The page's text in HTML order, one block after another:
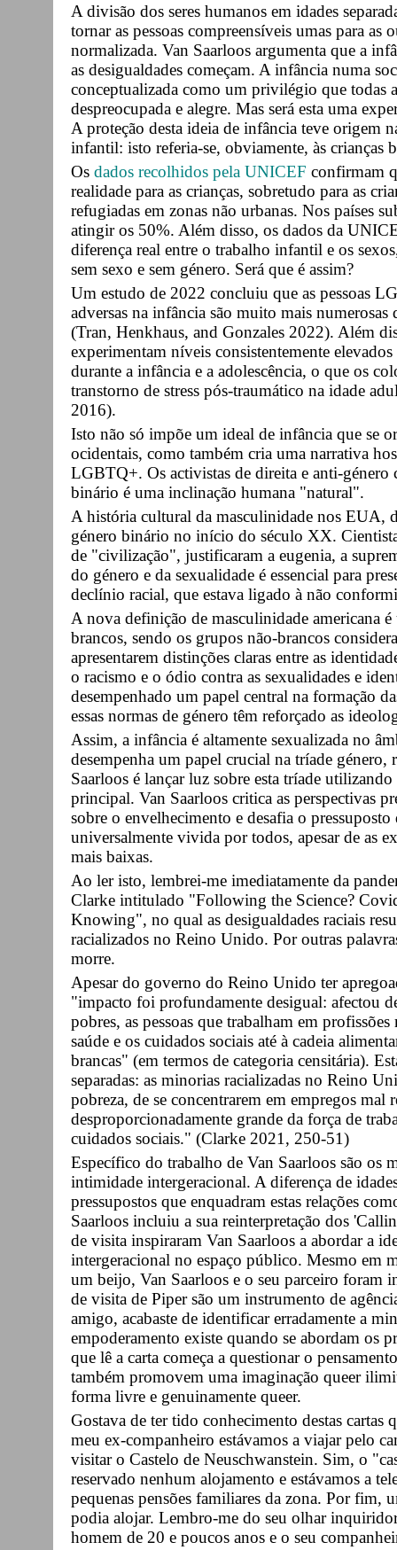
A divisão dos seres humanos em idades
tornar as pessoas compreensíveis umas para as
normalizada. Van Saarloos argumenta que a
as desigualdades começam. A infância numa
conceptualizada como um privilégio que todas
despreocupada e alegre. Mas será esta uma
A proteção desta ideia de infância teve origem
infantil: isto referia-se, obviamente, às crianças
Os dados recolhidos pela UNICEF confirmam
realidade para as crianças, sobretudo para as
refugiadas em zonas não urbanas. Nos países
atingir os 50%. Além disso, os dados da
diferença real entre o trabalho infantil e os
sem sexo e sem género. Será que é assim?
Um estudo de 2022 concluiu que as pessoas
adversas na infância são muito mais
(Tran, Henkhaus, and Gonzales 2022). Além
experimentam níveis consistentemente
durante a infância e a adolescência, o que os
transtorno de stress pós-traumático na idade
2016).
Isto não só impõe um ideal de infância que se
ocidentais, como também cria uma narrativa
LGBTQ+. Os activistas de direita e anti-
binário é uma inclinação humana "natural".
A história cultural da masculinidade nos EUA,
género binário no início do século XX.
de "civilização", justificaram a eugenia, a
do género e da sexualidade é essencial para
declínio racial, que estava ligado à não
A nova definição de masculinidade americana
brancos, sendo os grupos não-brancos
apresentarem distinções claras entre as
o racismo e o ódio contra as sexualidades e
desempenhado um papel central na formação
essas normas de género têm reforçado as
Assim, a infância é altamente sexualizada no
desempenha um papel crucial na tríade género,
Saarloos é lançar luz sobre esta tríade
principal. Van Saarloos critica as perspectivas
sobre o envelhecimento e desafia o
universalmente vivida por todos, apesar de as
mais baixas.
Ao ler isto, lembrei-me imediatamente da
Clarke intitulado "Following the Science?
Knowing", no qual as desigualdades raciais
racializados no Reino Unido. Por outras
morre.
Apesar do governo do Reino Unido ter
"impacto foi profundamente desigual: afectou
pobres, as pessoas que trabalham em
saúde e os cuidados sociais até à cadeia
brancas" (em termos de categoria censitária).
separadas: as minorias racializadas no Reino
pobreza, de se concentrarem em empregos
desproporcionadamente grande da força de
cuidados sociais." (Clarke 2021, 250-51)
Específico do trabalho de Van Saarloos são os
intimidade intergeracional. A diferença de
pressupostos que enquadram estas relações
Saarloos incluiu a sua reinterpretação dos
de visita inspiraram Van Saarloos a abordar a
intergeracional no espaço público. Mesmo em
um beijo, Van Saarloos e o seu parceiro foram
de visita de Piper são um instrumento de
amigo, acabaste de identificar erradamente a
empoderamento existe quando se abordam os
que lê a carta começa a questionar o
também promovem uma imaginação queer
forma livre e genuinamente queer.
Gostava de ter tido conhecimento destas
meu ex-companheiro estávamos a viajar pelo
visitar o Castelo de Neuschwanstein. Sim, o
reservado nenhum alojamento e estávamos a
pequenas pensões familiares da zona. Por fim,
podia alojar. Lembro-me do seu olhar
homem de 20 e poucos anos e o seu